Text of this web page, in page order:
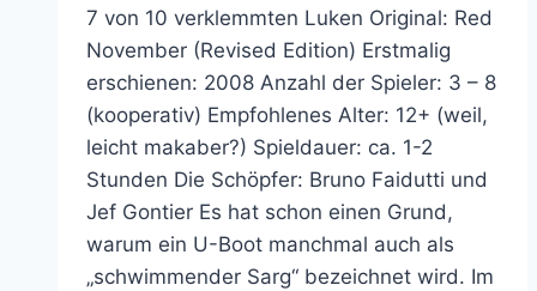
7 von 10 verklemmten Luken Original: Red
November (Revised Edition) Erstmalig
erschienen: 2008 Anzahl der Spieler: 3 – 8
(kooperativ) Empfohlenes Alter: 12+ (weil,
leicht makaber?) Spieldauer: ca. 1-2
Stunden Die Schöpfer: Bruno Faidutti und
Jef Gontier Es hat schon einen Grund,
warum ein U-Boot manchmal auch als
„schwimmender Sarg“ bezeichnet wird. Im